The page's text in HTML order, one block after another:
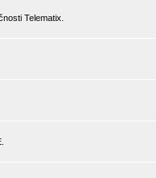
Telematix.